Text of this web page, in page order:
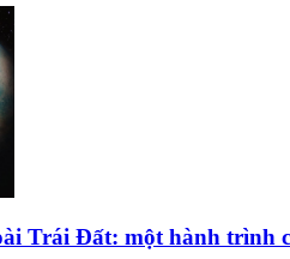
Trái Đất: một hành trình